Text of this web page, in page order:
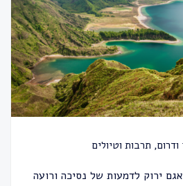
ודרום, תרבות וטיולים
ירוק לדמעות של נסיכה ורועה